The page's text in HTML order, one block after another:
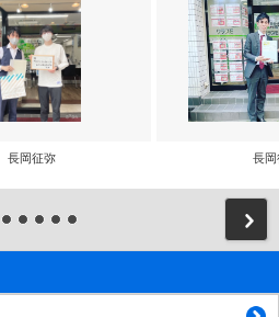
長岡征弥 長岡